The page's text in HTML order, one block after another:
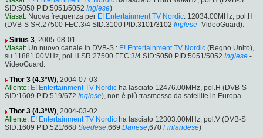
SID:5050 PID:5051/5052 Inglese)
Viasat: Nuova frequenza per E! Entertainment TV Nordic: 12034.00MHz, pol.H
(DVB-S SR:27500 FEC:3/4 SID:3100 PID:3101/3102 Inglese- VideoGuard).
Sirius 3, 2005-08-01
Viasat: Un nuovo canale in DVB-S : E! Entertainment TV Nordic (Regno Unito),
su 11881.00MHz, pol.H SR:27500 FEC:3/4 SID:5050 PID:5051/5052 Inglese -
VideoGuard.
Thor 3 (4.3°W), 2004-07-03
Allente: E! Entertainment TV Nordic ha lasciato 12476.00MHz, pol.H (DVB-S
SID:1609 PID:519/672 Inglese), non è più trasmesso da satellite in Europa.
Thor 3 (4.3°W), 2004-03-02
Allente: E! Entertainment TV Nordic ha lasciato 12303.00MHz, pol.V (DVB-S
SID:1609 PID:521/668 Svedese,669 Danese,670 Finlandese)